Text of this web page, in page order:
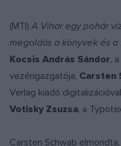
(MTI) A Vihar egy pohár
megoldás a könyvek és a
Kocsis András Sándor,
vezérigazgatója, Carsten
Verlag kiadó
Votisky Zsuzsa, a
Carsten Schwab